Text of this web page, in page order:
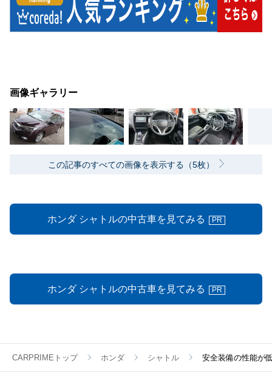
画像ギャラリー
この記事のすべての画像を表示する（5枚）
ホンダ シャトルの中古車を見てみる PR
ホンダ シャトルの中古車を見てみる PR
CARPRIMEトップ ホンダ シャトル 安全装備の性能が